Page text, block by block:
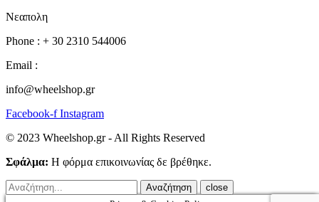
Νεαπολη
Phone : + 30 2310 544006
Email :
info@wheelshop.gr
Facebook-f Instagram
© 2023 Wheelshop.gr - All Rights Reserved
Σφάλμα: Η φόρμα επικοινωνίας δε βρέθηκε.
close